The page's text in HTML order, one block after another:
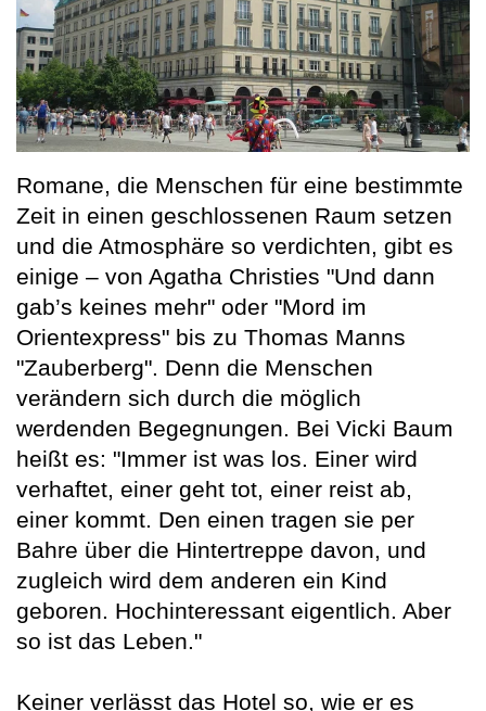
Romane, die Menschen für eine bestimmte
Zeit in einen geschlossenen Raum setzen
und die Atmosphäre so verdichten, gibt es
einige – von Agatha Christies "Und dann
gab’s keines mehr" oder "Mord im
Orientexpress" bis zu Thomas Manns
"Zauberberg". Denn die Menschen
verändern sich durch die möglich
werdenden Begegnungen. Bei Vicki Baum
heißt es: "Immer ist was los. Einer wird
verhaftet, einer geht tot, einer reist ab,
einer kommt. Den einen tragen sie per
Bahre über die Hintertreppe davon, und
zugleich wird dem anderen ein Kind
geboren. Hochinteressant eigentlich. Aber
so ist das Leben."
Keiner verlässt das Hotel so, wie er es